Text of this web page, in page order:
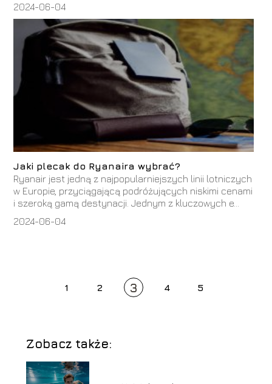
2024-06-04
Jaki plecak do Ryanaira wybrać?
Ryanair jest jedną z najpopularniejszych linii lotniczych
w Europie, przyciągającą podróżujących niskimi cenami
i szeroką gamą destynacji. Jednym z kluczowych e...
2024-06-04
1 2 3 4 5
Zobacz także: